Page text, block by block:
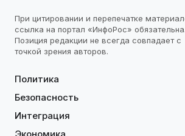
При цитировании и перепечатке
ссылка на портал «ИнфоРос» обязательна.
Позиция редакции не всегда совпадает с
точкой зрения авторов.
Политика
Безопасность
Интеграция